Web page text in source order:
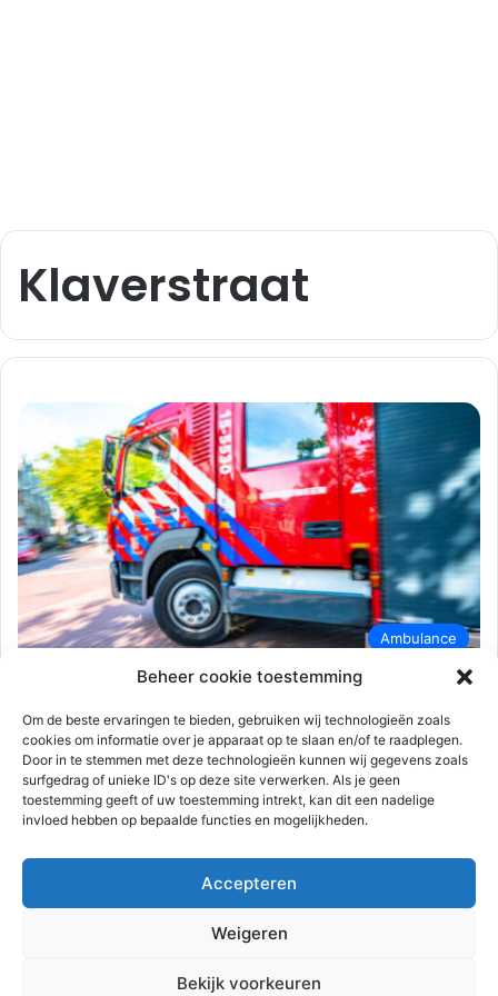
Beheer cookie toestemming
Om de beste ervaringen te bieden, gebruiken wij technologieën zoals
cookies om informatie over je apparaat op te slaan en/of te raadplegen.
Door in te stemmen met deze technologieën kunnen wij gegevens zoals
surfgedrag of unieke ID's op deze site verwerken. Als je geen
toestemming geeft of uw toestemming intrekt, kan dit een nadelige
invloed hebben op bepaalde functies en mogelijkheden.
Accepteren
Weigeren
Bekijk voorkeuren
Klaverstraat
Ambulance
21 februari 2026 0 300
Plaats delict na felle woningbrand |
Klaverstraat Rotterdam
Rotterdam – Zaterdagochtend 21 februari is er op de
Klaverstraat brand uitgebroken. Buurtbewoners werden rond